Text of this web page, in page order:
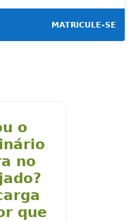
MATRICULE-SE
o
no
que